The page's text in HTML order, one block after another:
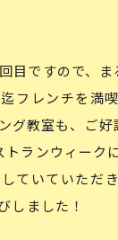
目ですので、ま
フレンチを満
グ教室も、ご
ランウィーク
ていていただ
しました！